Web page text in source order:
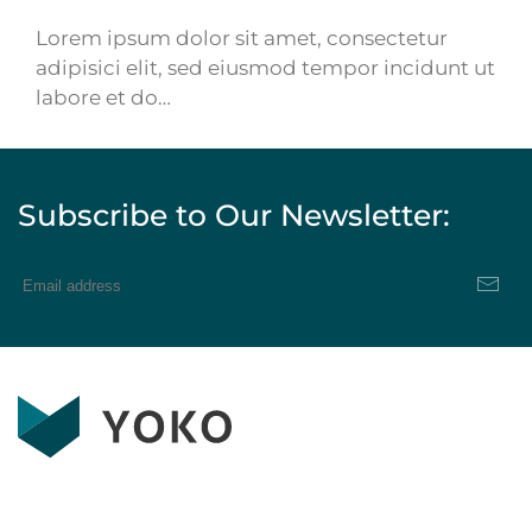
Lorem ipsum dolor sit amet, consectetur
adipisici elit, sed eiusmod tempor incidunt ut
labore et do…
Subscribe to Our Newsletter: